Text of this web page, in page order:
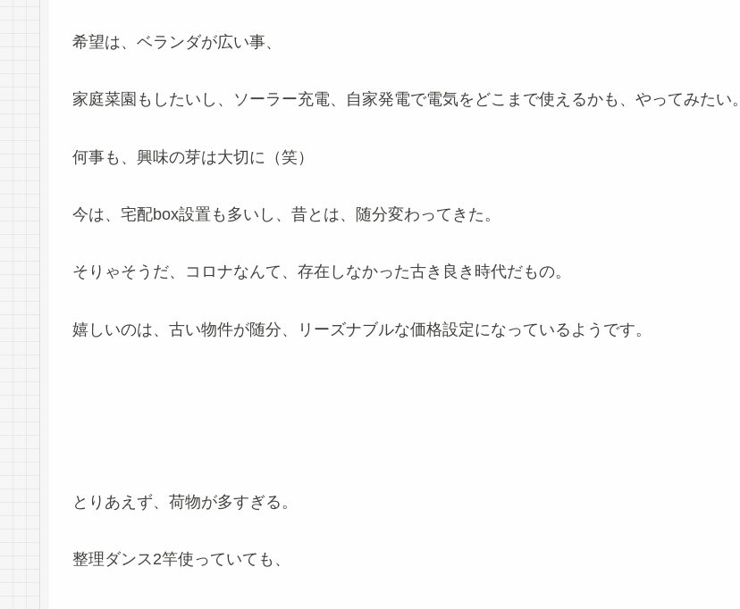
希望は、ベランダが広い事、
家庭菜園もしたいし、ソーラー充電、自家発電で電気をどこまで使えるかも、やってみたい。
何事も、興味の芽は大切に（笑）
今は、宅配box設置も多いし、昔とは、随分変わってきた。
そりゃそうだ、コロナなんて、存在しなかった古き良き時代だもの。
嬉しいのは、古い物件が随分、リーズナブルな価格設定になっているようです。
とりあえず、荷物が多すぎる。
整理ダンス2竿使っていても、